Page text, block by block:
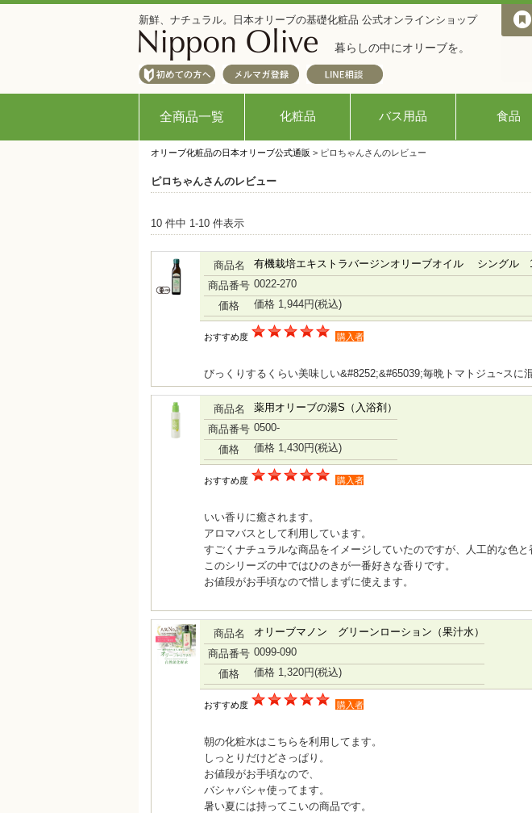
新鮮、ナチュラル。日本オリーブの基礎化粧品 公式オンラインショップ
暮らしの中にオリーブを。
全商品一覧 化粧品 バス用品 食品
オリーブ化粧品の日本オリーブ公式通販 > ピロちゃんさんのレビュー
ピロちゃんさんのレビュー
10 件中 1-10 件表示
商品名
有機栽培エキストラバージンオリーブオイル シングル
商品番号 0022-270
価格
価格 1,944円(税込)
おすすめ度 購入者
びっくりするくらい美味しい&#8252;&#65039;毎晩トマトジュ~スに
商品名
薬用オリーブの湯S（入浴剤）
商品番号 0500-
価格
価格 1,430円(税込)
おすすめ度 購入者
いい香りに癒されます。
アロマバスとして利用しています。
すごくナチュラルな商品をイメージしていたのですが、人工的な色と
このシリーズの中ではひのきが一番好きな香りです。
お値段がお手頃なので惜しまずに使えます。
商品名
オリーブマノン グリーンローション（果汁水）
商品番号 0099-090
価格
価格 1,320円(税込)
おすすめ度 購入者
朝の化粧水はこちらを利用してます。
しっとりだけどさっぱり。
お値段がお手頃なので、
バシャバシャ使ってます。
暑い夏には持ってこいの商品です。